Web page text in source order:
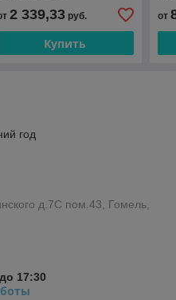
2 339,33руб.
Купить
от
год
д.7С пом.43, Гомель,
17:30